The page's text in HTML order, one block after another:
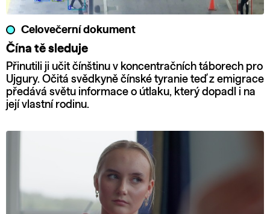
Celovečerní dokument
Čína tě sleduje
Přinutili ji učit čínštinu v koncentračních táborech pro
Ujgury. Očitá svědkyně čínské tyranie teď z emigrace
předává světu informace o útlaku, který dopadl i na
její vlastní rodinu.